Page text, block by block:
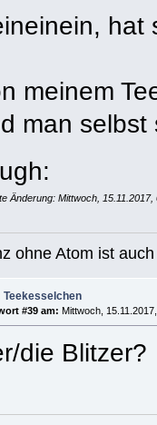
hat
meinem
man
Änderung: Mittwoch, 15.11.2017,
ohne Atom ist
Teekesselchen
#39 am: Mittwoch,
die Blitzer?